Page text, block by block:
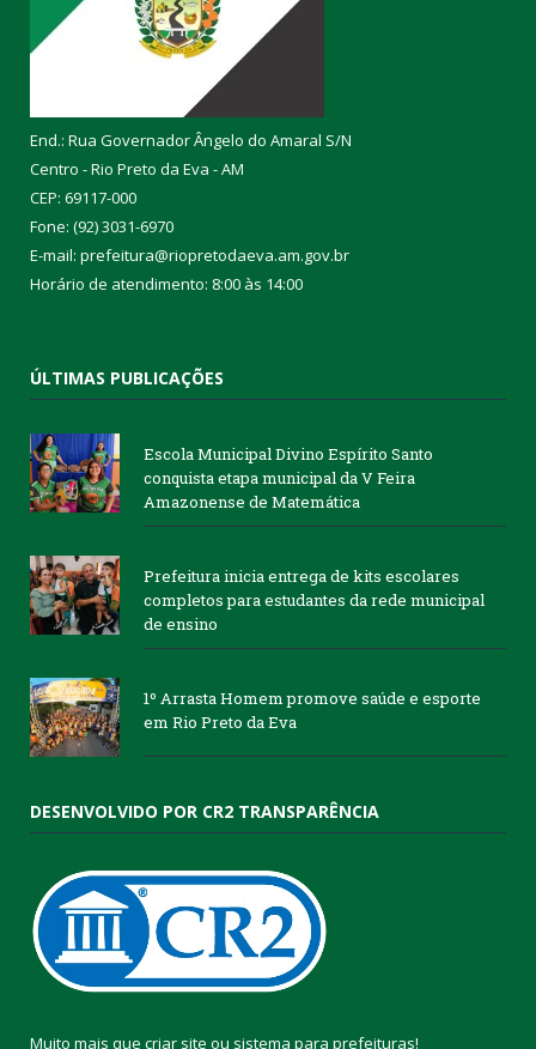
End.: Rua Governador Ângelo do Amaral S/N
Centro - Rio Preto da Eva - AM
CEP: 69117-000
Fone: (92) 3031-6970
E-mail: prefeitura@riopretodaeva.am.gov.br
Horário de atendimento: 8:00 às 14:00
ÚLTIMAS PUBLICAÇÕES
Escola Municipal Divino Espírito Santo
conquista etapa municipal da V Feira
Amazonense de Matemática
Prefeitura inicia entrega de kits escolares
completos para estudantes da rede municipal
de ensino
1º Arrasta Homem promove saúde e esporte
em Rio Preto da Eva
DESENVOLVIDO POR CR2 TRANSPARÊNCIA
Muito mais que criar site ou sistema para prefeituras!